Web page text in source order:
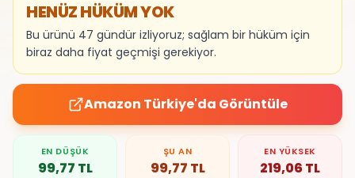
HENÜZ HÜKÜM YOK
Bu ürünü 47 gündür izliyoruz; sağlam bir hüküm için
biraz daha fiyat geçmişi gerekiyor.
Amazon Türkiye'da Görüntüle
EN DÜŞÜK
99,77 TL
ŞU AN
99,77 TL
EN YÜKSEK
219,06TL